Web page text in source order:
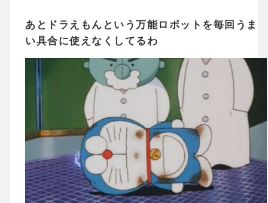
あとドラえもんという万能ロボットを毎回うま
い具合に使えなくしてるわ